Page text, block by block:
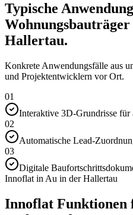
Typische
Hallertau.
Konkrete Anwendungsfälle aus
und Projektentwicklern vor Ort.
01
Interaktive 3D-Grundrisse für
02
Automatische Lead-
03
Digitale
Innoflat in Au in der Hallertau
Innoflat Funktionen